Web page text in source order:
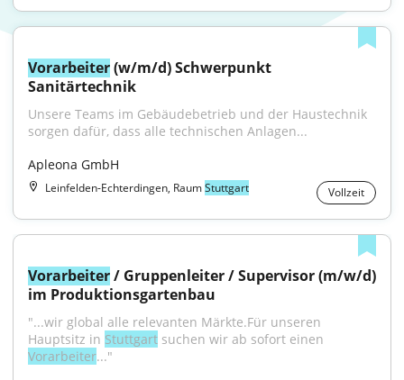
Vorarbeiter (w/m/d) Schwerpunkt
Sanitärtechnik
Unsere Teams im Gebäudebetrieb und der Haustechnik
sorgen dafür, dass alle technischen Anlagen...
Apleona GmbH
Leinfelden-Echterdingen, RaumStuttgart Vollzeit
Vorarbeiter / Gruppenleiter / Supervisor (m/w/d)
im Produktionsgartenbau
"...wir global alle relevanten Märkte.Für unseren
Hauptsitz in Stuttgart
Vorarbeiter..."